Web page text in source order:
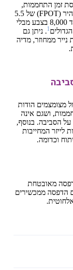
זמן התחממות,
מאידך היא מאופיינת בזמן יציאת דף ראשון מהיר (FPOT) של 5.5
שניות. הדפס עד 11,500 דפים בשחור-לבן ועד 8,000 בצבע מבלי
1. ניתן גם
נייר ממחוזר, מדיה
מצומצמים הודות
ושגם אינה
הסביבה. בנוסף,
לייזר המחייבות
מאובטחת
הדפסה ממכשירים